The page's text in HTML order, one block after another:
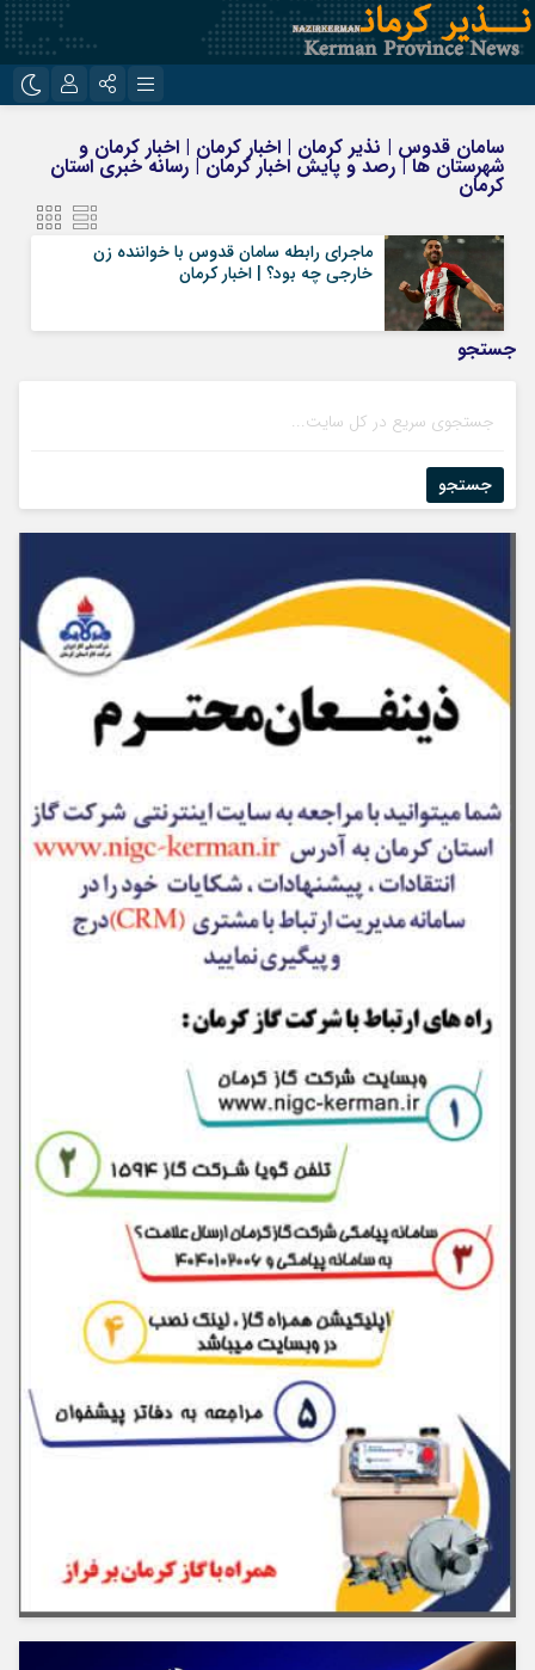
روبیکا
ایتا
مرا به خاطر بسپار
سامان قدوس | نذیر کرمان | اخبار کرمان | اخبار کرمان و
شهرستان ها | رصد و پایش اخبار کرمان | رسانه خبری استان
کرمان
ماجرای رابطه سامان قدوس با خواننده زن
خارجی چه بود؟ | اخبار کرمان
جستجو
جستجو